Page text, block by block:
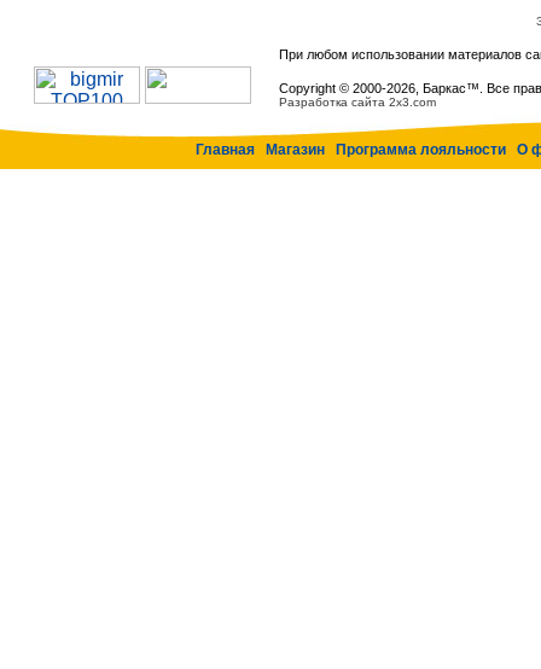
При любом использовании материалов
Copyright © 2000-2026, Баркас™. Все
Разработка сайта 2x3.com
Главная Магазин Программа лояльности О